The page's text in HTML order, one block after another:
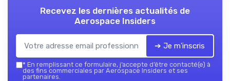
Recevez les dernières actualités de
Aerospace Insiders
➔ Je m'inscris
* En remplissant ce formulaire, j’accepte d’être contacté(e) à
des fins commerciales par Aerospace Insiders et ses
partenaires.